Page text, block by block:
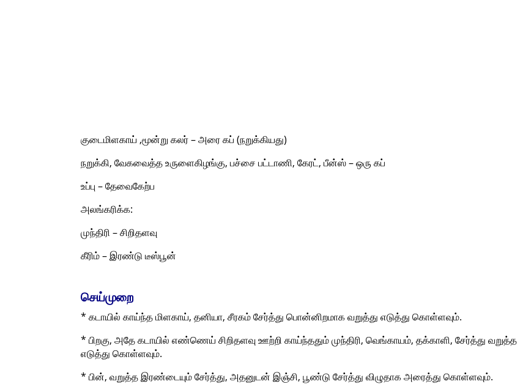
குடைமிளகாய் ,மூன்று கலர் – அரை கப் (நறுக்கியது)
நறுக்கி, வேகவைத்த உருளைகிழங்கு, பச்சை பட்டாணி, கேரட், பீன்ஸ் – ஒரு கப்
உப்பு – தேவைகேற்ப
அலங்கரிக்க:
முந்திரி – சிறிதளவு
கீரிம் – இரண்டு டீஸ்பூன்
செய்முறை
* கடாயில் காய்ந்த மிளகாய், தனியா, சீரகம் சேர்த்து பொன்னிறமாக வறுத்து எடுத்து கொள்ளவும்.
* பிறகு, அதே கடாயில் எண்ணெய் சிறிதளவு ஊற்றி காய்ந்ததும் முந்திரி, வெங்காயம், தக்காளி, சேர்த்து வறுத்த
எடுத்து கொள்ளவும்.
* பின், வறுத்த இரண்டையும் சேர்த்து, அதனுடன் இஞ்சி, பூண்டு சேர்த்து விழுதாக அரைத்து கொள்ளவும்.